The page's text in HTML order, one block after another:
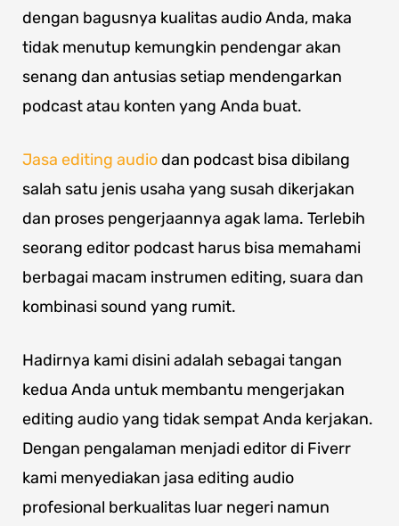
dengan bagusnya kualitas audio Anda, maka
tidak menutup kemungkin pendengar akan
senang dan antusias setiap mendengarkan
podcast atau konten yang Anda buat.
Jasa editing audiodan podcast bisa dibilang
salah satu jenis usaha yang susah dikerjakan
dan proses pengerjaannya agak lama. Terlebih
seorang editor podcast harus bisa memahami
berbagai macam instrumen editing, suara dan
kombinasi sound yang rumit.
Hadirnya kami disini adalah sebagai tangan
kedua Anda untuk membantu mengerjakan
editing audio yang tidak sempat Anda kerjakan.
Dengan pengalaman menjadi editor di Fiverr
kami menyediakan jasa editing audio
profesional berkualitas luar negeri namun